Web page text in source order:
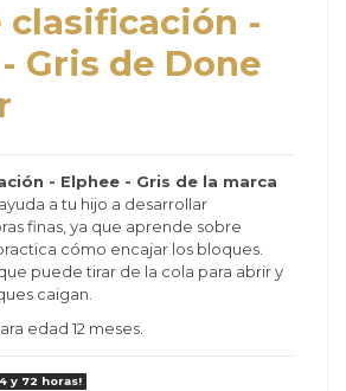
clasificación -
Gris de Done
- Elphee - Gris de la marca
ayuda a tu hijo a desarrollar
finas, ya que aprende sobre
cómo encajar los bloques.
puede tirar de la cola para abrir y
caigan.
edad 12 meses.
y 72 horas!